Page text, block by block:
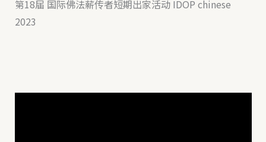
第18届 国际佛法薪传者短期出家活动 IDOP chinese
2023